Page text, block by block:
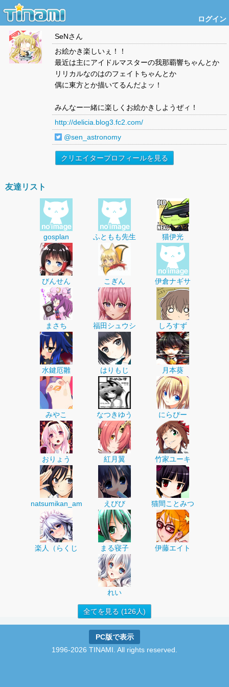
ログイン
SeNさん
お絵かき楽しいぇ！！
最近は主にアイドルマスターの我那覇響ちゃんとか
リリカルなのはのフェイトちゃんとか
偶に東方とか描いてるんだよッ！
みんなー一緒に楽しくお絵かきしようぜィ！
http://delicia.blog3.fc2.com/
@sen_astronomy
クリエイタープロフィールを見る
友達リスト
gosplan ふともも先生 猫伊光
びんせん こぎん 伊倉ナギサ
まさち 福田シュウシ しろすず
水鍵厄雛 はりもじ 月本葵
みやこ なつきゆう にらぴー
おりょう 紅月翼 竹家ユーキ
natsumikan_am えびび 猫間ことみつ
楽人（らくじ まる寝子 伊藤エイト
れい
全てを見る (126人)
PC版で表示
1996-2026 TINAMI. All rights reserved.